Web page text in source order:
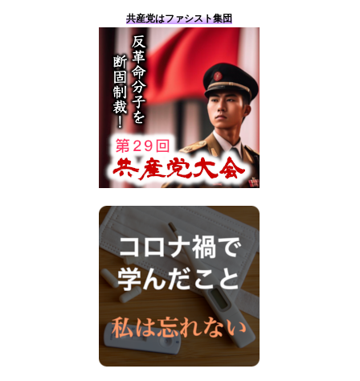
共産党はファシスト集団